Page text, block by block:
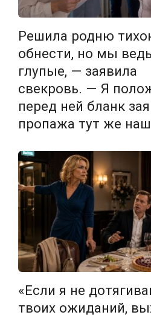
Решила родню
обнести, но мы
глупые, — заявила
свекровь. — Я
перед ней бланк
пропажа тут же
«Если я не
твоих ожиданий,